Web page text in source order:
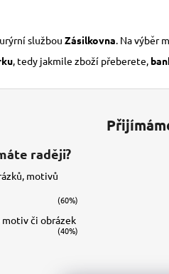
službou Zásilkovna. Na výběr
, tedy jakmile zboží přeberete,
raději?
motivů
(60%)
motiv či obrázek
(40%)